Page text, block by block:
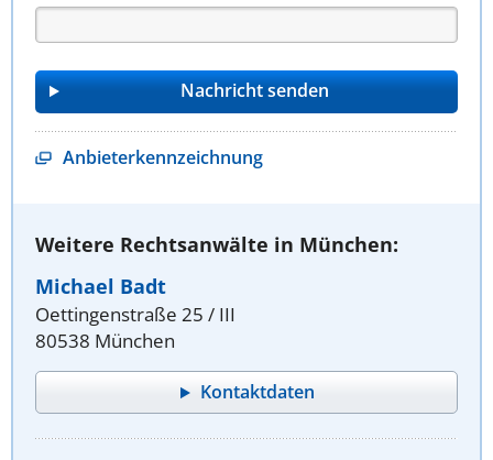
Anbieterkennzeichnung
Weitere Rechtsanwälte in München:
Michael Badt
Oettingenstraße 25 / III
80538 München
Kontaktdaten